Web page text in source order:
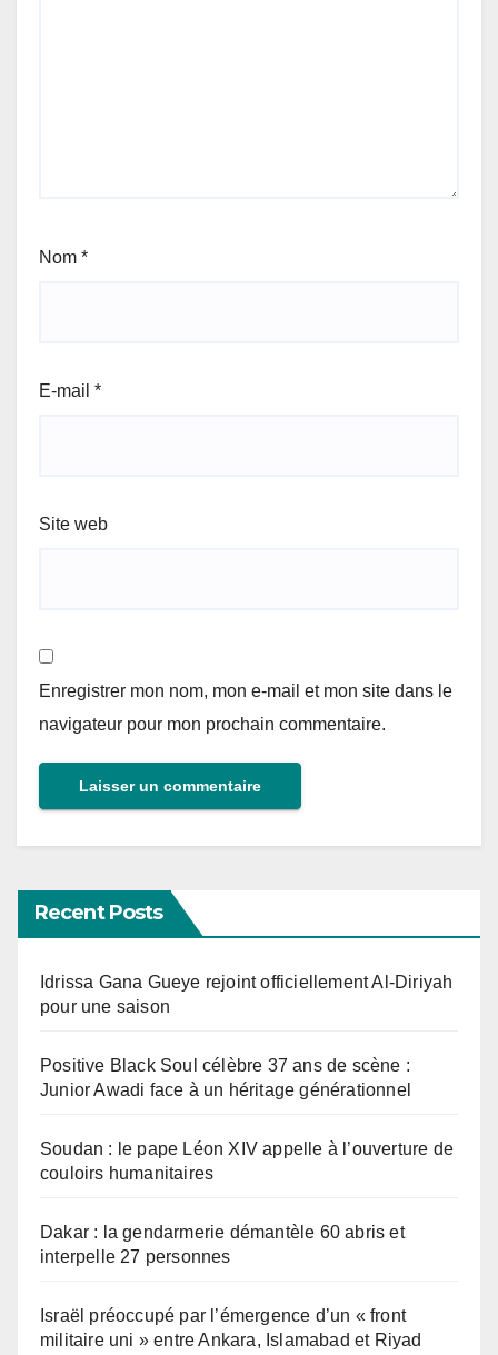
Nom *
E-mail *
Site web
Enregistrer mon nom, mon e-mail et mon site dans le
navigateur pour mon prochain commentaire.
Recent Posts
Idrissa Gana Gueye rejoint officiellement Al-Diriyah
pour une saison
Positive Black Soul célèbre 37 ans de scène :
Junior Awadi face à un héritage générationnel
Soudan : le pape Léon XIV appelle à l’ouverture de
couloirs humanitaires
Dakar : la gendarmerie démantèle 60 abris et
interpelle 27 personnes
Israël préoccupé par l’émergence d’un « front
militaire uni » entre Ankara, Islamabad et Riyad